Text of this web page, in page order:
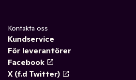
Kontakta oss
Kundservice
För leverantörer
Facebook
X (f.d Twitter)